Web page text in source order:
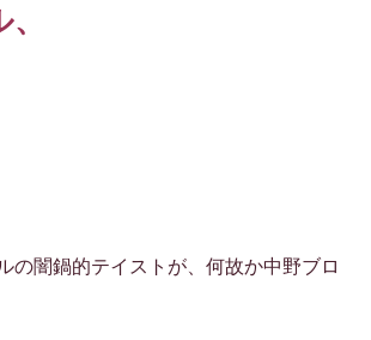
の闇鍋的テイストが、何故か中野ブロ